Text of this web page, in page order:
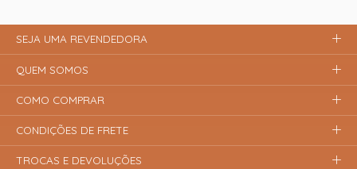
SEJA UMA REVENDEDORA
QUEM SOMOS
COMO COMPRAR
CONDIÇÕES DE FRETE
TROCAS E DEVOLUÇÕES